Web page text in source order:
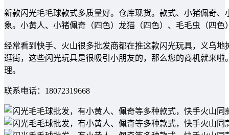
新款闪光毛毛球款式多质量好。仓库现货。款式、小猪佩奇
象。小黄人、小猪佩奇（四色）龙猫（四色）、毛毛虫（四
经常看到快手、火山很多批发商都在推这款闪光玩具，义乌
逛街，这些闪光玩具是很吸引小朋友的，那么您的商机就来
理。
联系电话：18072319668